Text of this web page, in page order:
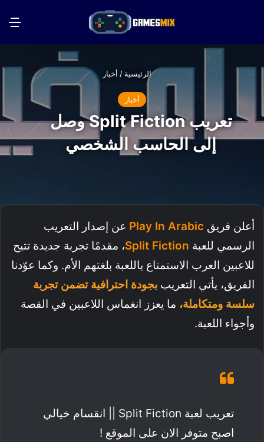
الرئيسية / أخبار
أخبار
تعريب Split Fiction وصل
إلى الحاسب الشخصي
أعلن فريق Play In Arabic عن إصدار التعريب
الرسمي للعبة Split Fiction، مقدمًا تجربة جديدة تتيح
للاعبين العرب الاستمتاع باللعبة بلغتهم الأم. وكما عوّدنا
الفريق، يأتي التعريب بجودة احترافية تضمن تجربة
سلسة ومتكاملة، ما يعزز انغماس اللاعبين في القصة
وأجواء اللعبة.
تعريب لعبة Split Fiction || انقسام خيالي
اصبح متوفر الان على الموقع !